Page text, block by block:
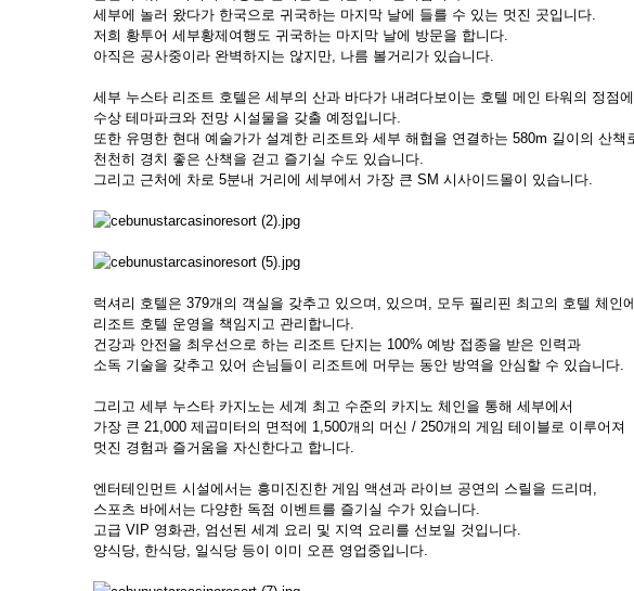
세부에 놀러 왔다가 한국으로 귀국하는 마지막 날에 들를 수 있는 멋진 곳입니다.
저희 황투어 세부황제여행도 귀국하는 마지막 날에 방문을 합니다.
아직은 공사중이라 완벽하지는 않지만, 나름 볼거리가 있습니다.
세부 누스타 리조트 호텔은 세부의 산과 바다가 내려다보이는 호텔 메인 타워의 정점에
수상 테마파크와 전망 시설물을 갖출 예정입니다.
또한 유명한 현대 예술가가 설계한 리조트와 세부 해협을 연결하는 580m 길이의 산책
천천히 경치 좋은 산책을 걷고 즐기실 수도 있습니다.
그리고 근처에 차로 5분내 거리에 세부에서 가장 큰 SM 시사이드몰이 있습니다.
럭셔리 호텔은 379개의 객실을 갖추고 있으며, 있으며, 모두 필리핀 최고의 호텔 체인
리조트 호텔 운영을 책임지고 관리합니다.
건강과 안전을 최우선으로 하는 리조트 단지는 100% 예방 접종을 받은 인력과
소독 기술을 갖추고 있어 손님들이 리조트에 머무는 동안 방역을 안심할 수 있습니다.
그리고 세부 누스타 카지노는 세계 최고 수준의 카지노 체인을 통해 세부에서
가장 큰 21,000 제곱미터의 면적에 1,500개의 머신 / 250개의 게임 테이블로 이루어져
멋진 경험과 즐거움을 자신한다고 합니다.
엔터테인먼트 시설에서는 흥미진진한 게임 액션과 라이브 공연의 스릴을 드리며,
스포츠 바에서는 다양한 독점 이벤트를 즐기실 수가 있습니다.
고급 VIP 영화관, 엄선된 세계 요리 및 지역 요리를 선보일 것입니다.
양식당, 한식당, 일식당 등이 이미 오픈 영업중입니다.